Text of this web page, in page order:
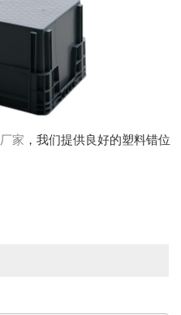
厂家 ，我们提供良好的塑料错位